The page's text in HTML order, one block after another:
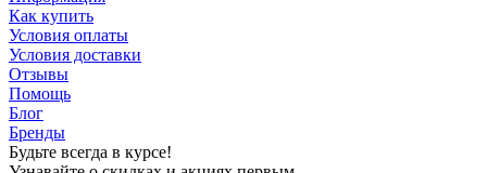
Как купить
Условия оплаты
Условия доставки
Отзывы
Помощь
Блог
Бренды
Будьте всегда в курсе!